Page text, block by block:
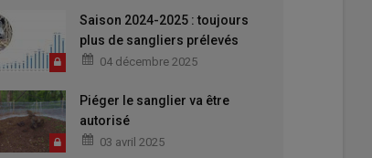
Saison 2024-2025 : toujours
plus de sangliers prélevés
04 décembre 2025
Piéger le sanglier va être
autorisé
03 avril 2025